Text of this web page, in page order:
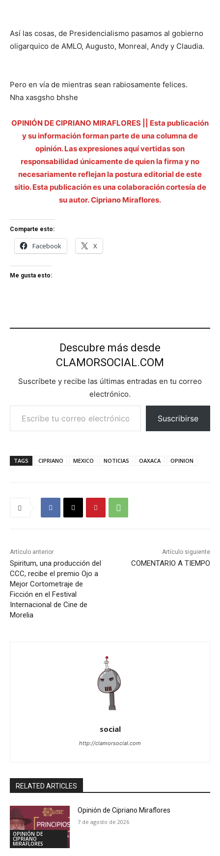
Así las cosas, de Presidencialismo pasamos al gobierno
oligarquico de AMLO, Augusto, Monreal, Andy y Claudia.
Pero en vía de mientras sean rabiosamente felices.
Nha xasgsho bhshe
OPINIÓN DE CIPRIANO MIRAFLORES || Esta publicación
y su información forman parte de una columna de
opinión. Las expresiones aquí vertidas son
responsabilidad únicamente de quien la firma y no
necesariamente reflejan la postura editorial de este
sitio. Esta publicación es una colaboración cortesía de
su autor. Cipriano Miraflores.
Comparte esto:
Facebook X
Me gusta esto:
Descubre más desde
CLAMORSOCIAL.COM
Suscríbete y recibe las últimas entradas en tu correo
electrónico.
Escribe tu correo electrónico…
Suscribirse
TAGS CIPRIANO MEXICO NOTICIAS OAXACA OPINION
Artículo anterior
Spiritum, una producción del
CCC, recibe el premio Ojo a
Mejor Cortometraje de
Ficción en el Festival
Internacional de Cine de
Morelia
Artículo siguiente
COMENTARIO A TIEMPO
social
http://clamorsocial.com
RELATED ARTICLES
OPINIÓN DE
CIPRIANO
MIRAFLORES
Opinión de Cipriano Miraflores
7 de agosto de 2026